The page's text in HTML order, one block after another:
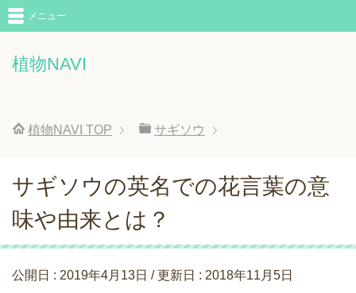
植物NAVI
メニュー
植物NAVI TOP サギソウ
サギソウの英名での花言葉の意
味や由来とは？
公開日 : 2019年4月13日 / 更新日 : 2018年11月5日